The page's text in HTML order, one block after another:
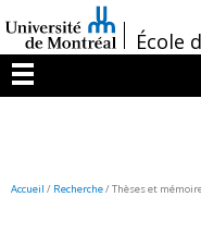
au
contenu
/École
Menu
Accueil / Recherche/Thèses et